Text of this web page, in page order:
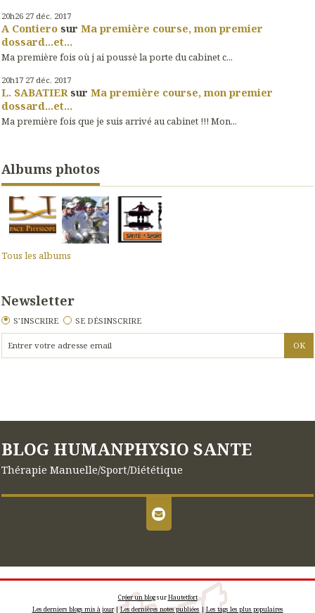
20h26 27 déc. 2017
A Contiero sur Ma première course, mon premier
dossard...et...
Ma première fois où j ai poussė la porte du cabinet c...
20h17 27 déc. 2017
L. SABATIER sur Ma première course, mon premier
dossard...et...
Ma première fois que je suis arrivé au cabinet !!! Mon...
Albums photos
Tous les albums
Newsletter
S'INSCRIRE SE DÉSINSCRIRE
BLOG HUMANPHYSIO SANTE
Thérapie Manuelle/Sport/Diététique
Créer un blogsurHautetfort
Les derniers blogs mis à jour|Les dernières notes publiées |Les tags les plus populaires